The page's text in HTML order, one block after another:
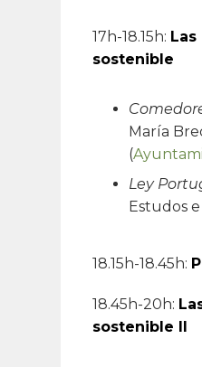
17h-18.15h:
sostenible
María
(
Ley
Estudos
18.15h-18.45h:
18.45h-20h:
sostenible II